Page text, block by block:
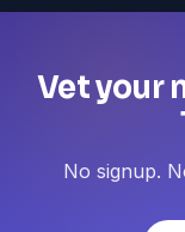
Vet your
No signup.